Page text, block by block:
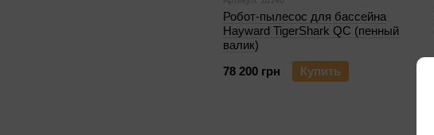
Робот-пылесос для бассейна
Hayward TigerShark QC (пенный
валик)
78 200 грн
Купить